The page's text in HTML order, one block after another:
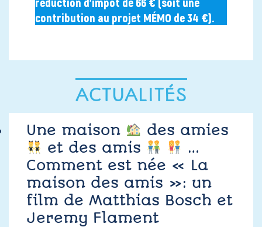
contribution au projet MÉMO de 34 €).
ACTUALITÉS
Une maison
des amies
et des amis
…
Comment est née « La
maison des amis »: un
film de Matthias Bosch et
Jeremy Flament